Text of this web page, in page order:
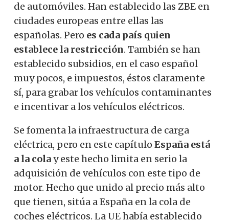
de automóviles. Han establecido las ZBE en
ciudades europeas entre ellas las
españolas. Pero es cada país quien
establece la restricción. También se han
establecido subsidios, en el caso español
muy pocos, e impuestos, éstos claramente
sí, para grabar los vehículos contaminantes
e incentivar a los vehículos eléctricos.
Se fomenta la infraestructura de carga
eléctrica, pero en este capítulo España está
a la colay este hecho limita en serio la
adquisición de vehículos con este tipo de
motor. Hecho que unido al precio más alto
que tienen, sitúa a España en la cola de
coches eléctricos. La UE había establecido